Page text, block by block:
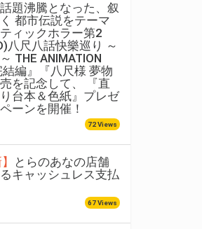
題沸騰となった、叙
都市伝説をテーマ
ィックホラー第2
八尺八話快樂巡り ～
THE ANIMATION
結編』『八尺様 夢物
を記念して、 『直
台本＆色紙』プレゼ
ーンを開催！
72 Views
とらのあなの店舗
キャッシュレス支払
67 Views